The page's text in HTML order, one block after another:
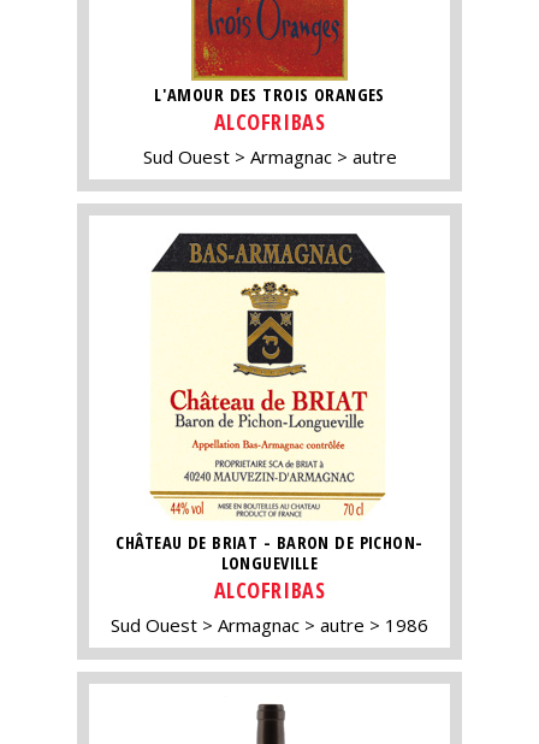
L'AMOUR DES TROIS ORANGES
ALCOFRIBAS
Sud Ouest Armagnac autre
CHÂTEAU DE BRIAT - BARON DE PICHON-
LONGUEVILLE
ALCOFRIBAS
Sud Ouest Armagnac autre 1986